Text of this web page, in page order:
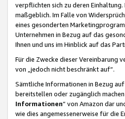
verpflichten sich zu deren
maßgeblich. Im Falle von
eines gesonderten
Unternehmen in Bezug auf das
Ihnen und uns im Hinblick auf das
Für die Zwecke dieser Vereinbarung
von „jedoch nicht beschränkt auf“.
Sämtliche Informationen in Bezug
bereitstellen oder zugänglich
Informationen“ von Amazon dar
wie dies angemessenerweise für die